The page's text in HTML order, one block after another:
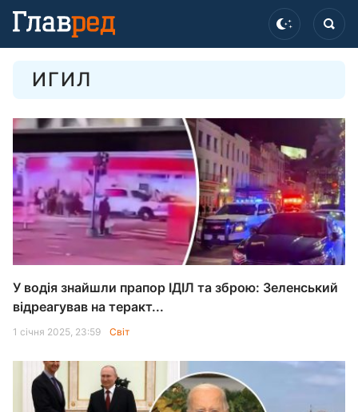
ИГИЛ
У водія знайшли прапор ІДІЛ та зброю: Зеленський
відреагував на теракт...
1 січня 2025, 23:59 Світ